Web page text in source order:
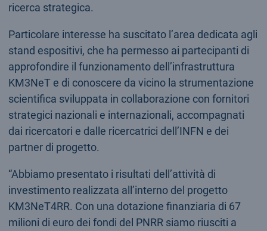
ricerca strategica.
Particolare interesse ha suscitato l’area dedicata agli
stand espositivi, che ha permesso ai partecipanti di
approfondire il funzionamento dell’infrastruttura
KM3NeT e di conoscere da vicino la strumentazione
scientifica sviluppata in collaborazione con fornitori
strategici nazionali e internazionali, accompagnati
dai ricercatori e dalle ricercatrici dell’INFN e dei
partner di progetto.
“Abbiamo presentato i risultati dell’attività di
investimento realizzata all’interno del progetto
KM3NeT4RR. Con una dotazione finanziaria di 67
milioni di euro dei fondi del PNRR siamo riusciti a